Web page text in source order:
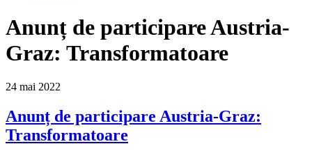
Anunț de participare Austria-
Graz: Transformatoare
24 mai 2022
Anunț de participare Austria-Graz:
Transformatoare